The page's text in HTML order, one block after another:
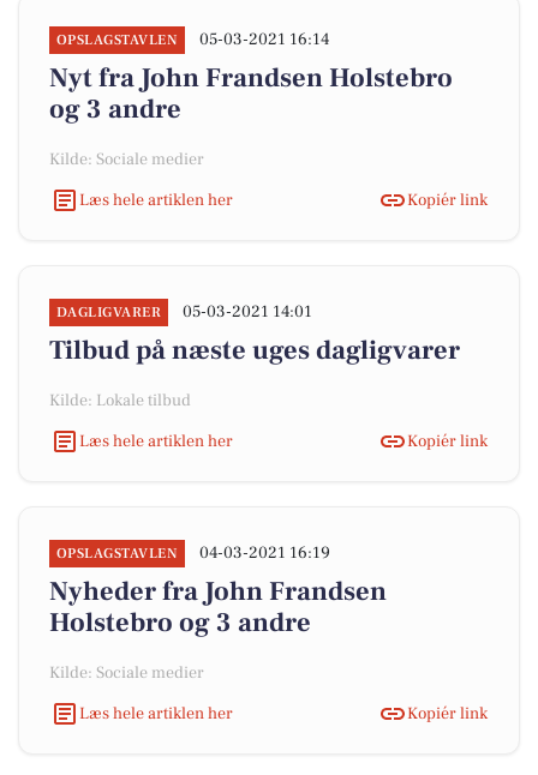
OPSLAGSTAVLEN 05-03-2021 16:14
Nyt fra John Frandsen Holstebro
og 3 andre
Kilde: Sociale medier
Læs hele artiklen her
Kopiér link
DAGLIGVARER 05-03-2021 14:01
Tilbud på næste uges dagligvarer
Kilde: Lokale tilbud
Læs hele artiklen her
Kopiér link
OPSLAGSTAVLEN 04-03-2021 16:19
Nyheder fra John Frandsen
Holstebro og 3 andre
Kilde: Sociale medier
Læs hele artiklen her
Kopiér link